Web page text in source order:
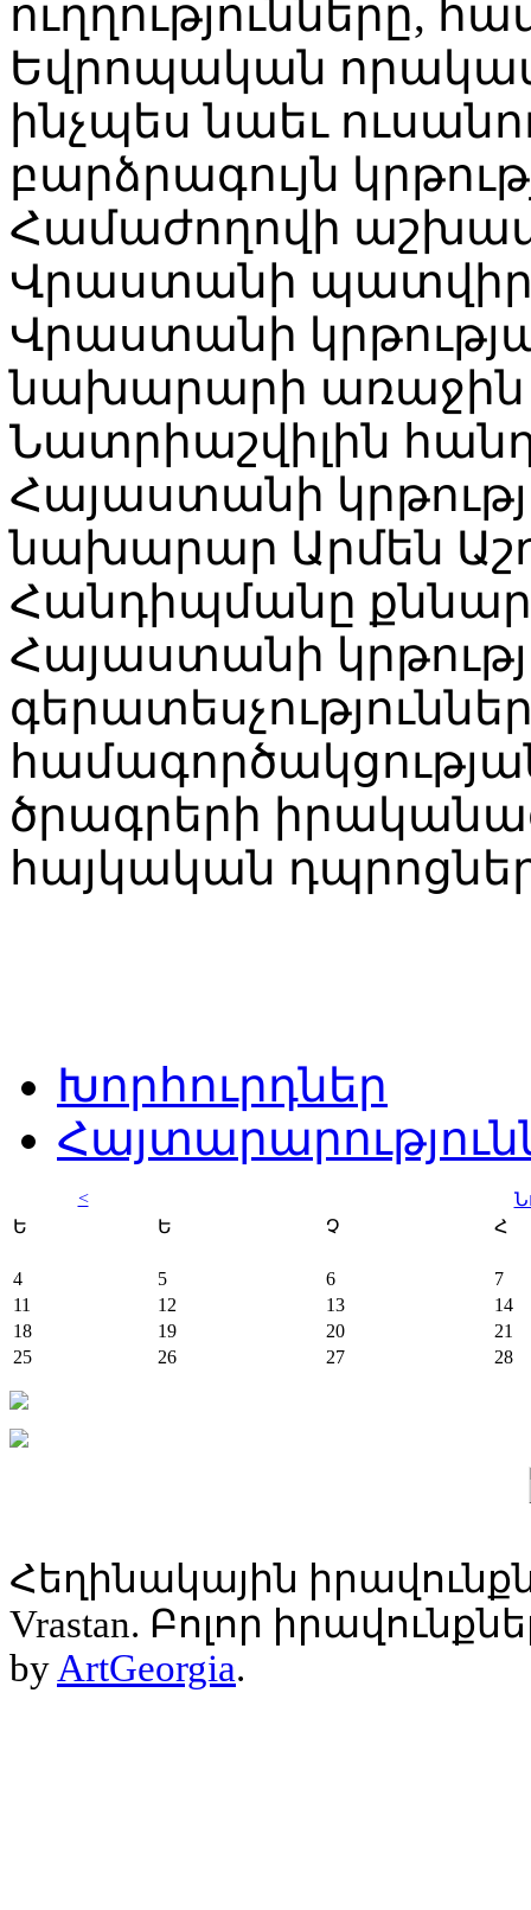
ուղղությունները,
Եվրոպական
ինչպես նաեւ
բարձրագույն
Համաժողովի
Վրաստանի
Վրաստանի
նախարարի առաջին
Նատրիաշվիլին
Հայաստանի
նախարար Արմեն
Հանդիպմանը
Հայաստանի
ծրագրերի
հայկական
Խորհուրդներ
<
Ե
Ե Չ Հ
4 5 6
7
11
12 13
14
18
19 20
21
25
26 27 28
Հեղինակային
Vrastan. Բոլոր
by ArtGeorgia.